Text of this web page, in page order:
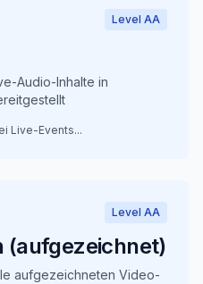
Level AA
Audio-Inhalte in
Live-Events...
Level AA
(aufgezeichnet)
aufgezeichneten Video-